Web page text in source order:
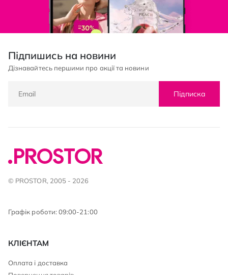
Підпишись на новини
Дізнавайтесь першими про акції та новини
Підписка
© PROSTOR, 2005 - 2026
Графік роботи: 09:00-21:00
КЛІЄНТАМ
Оплата і доставка